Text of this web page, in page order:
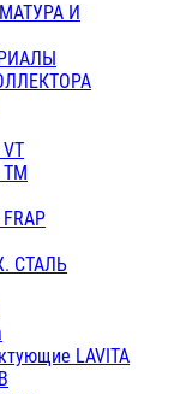
И
ТМ
СТАЛЬ
LAVITA